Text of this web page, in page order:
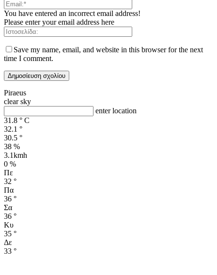
You have entered an incorrect email address!
Please enter your email address here
Save my name, email, and website in this browser for the next
time I comment.
Piraeus
clear sky
enter location
31.8 ° C
32.1 °
30.5 °
38 %
3.1kmh
0 %
Πε
32 °
Πα
36 °
Σα
36 °
Κυ
35 °
Δε
33 °